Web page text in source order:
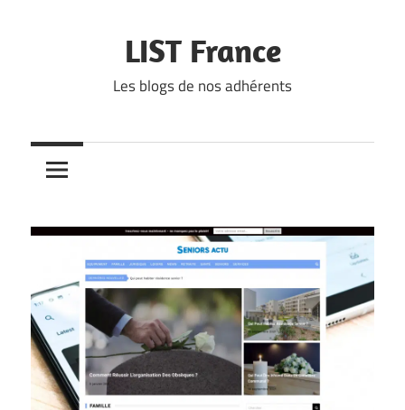
LIST France
Les blogs de nos adhérents